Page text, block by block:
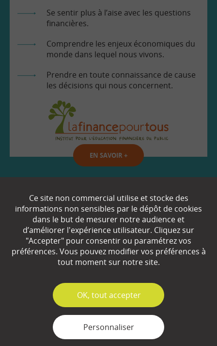
Se sentir plus à l’aise avec les questions
financières.
Comprendre les enjeux économiques du
monde dans lequel nous vivons.
Prendre en toute connaissance de cause
les décisions qui nous concernent.
EN SAVOIR +
Partenaires
Espace Presse
Plan du site
Mentions légales
Gestion des cookies
Ce site non commercial utilise et stocke des
informations non sensibles par le dépôt de cookies
dans le but de mesurer notre audience et
d’améliorer l'expérience utilisateur. Cliquez sur
"Accepter" pour consentir ou paramétrez vos
préférences. Vous pouvez modifier vos préférences à
tout moment sur notre site.
✓
OK, tout accepter
Personnaliser